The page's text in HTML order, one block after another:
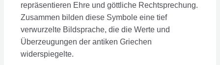
repräsentieren Ehre und göttliche Rechtsprechung.
Zusammen bilden diese Symbole eine tief
verwurzelte Bildsprache, die die Werte und
Überzeugungen der antiken Griechen
widerspiegelte.